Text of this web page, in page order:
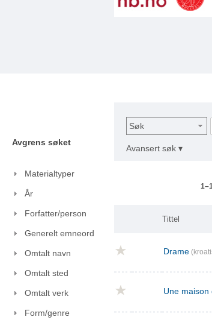
Avgrens søket
Materialtyper
År
Forfatter/person
Generelt emneord
Omtalt navn
Omtalt sted
Omtalt verk
Form/genre
Søk
Avansert søk ▾
Tittel
Drame
Une